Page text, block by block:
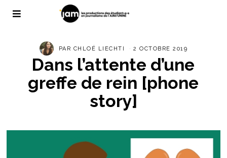
PAR CHLOÉ LIECHTI 2 OCTOBRE 2019
Dans l’attente d’une
greffe de rein [phone
story]